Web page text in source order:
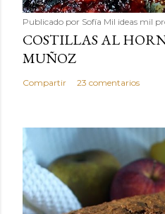
Publicado por Sofía Mil ideas mil
COSTILLAS AL
MUÑOZ
Compartir 23 comentarios